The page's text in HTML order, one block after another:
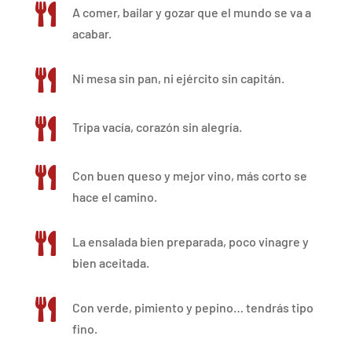

A comer, bailar y gozar que el mundo se va a
acabar.
 Ni mesa sin pan, ni ejército sin capitán.
 Tripa vacía, corazón sin alegría.

Con buen queso y mejor vino, más corto se
hace el camino.

La ensalada bien preparada, poco vinagre y
bien aceitada.

Con verde, pimiento y pepino… tendrás tipo
fino.